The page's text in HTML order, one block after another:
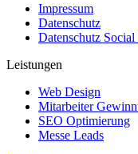
Impressum
Datenschutz
Datenschutz Social
Leistungen
Web Design
Mitarbeiter
SEO Optimierung
Messe Leads